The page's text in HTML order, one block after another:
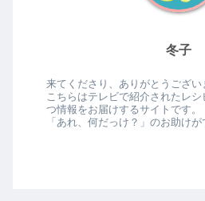
冬子
来てくださり、ありがとうござい
こちらはテレビで紹介されたレ
つ情報をお届けするサイトです。
「あれ、何だっけ？」のお助けが